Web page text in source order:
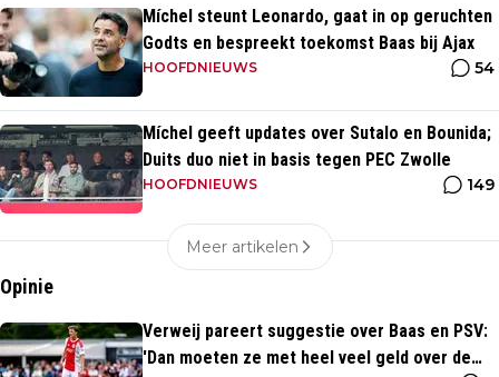
Míchel steunt Leonardo, gaat in op geruchten
Godts en bespreekt toekomst Baas bij Ajax
HOOFDNIEUWS 54
Míchel geeft updates over Sutalo en Bounida;
Duits duo niet in basis tegen PEC Zwolle
HOOFDNIEUWS 149
Meer artikelen
Opinie
Verweij pareert suggestie over Baas en PSV:
'Dan moeten ze met heel veel geld over de